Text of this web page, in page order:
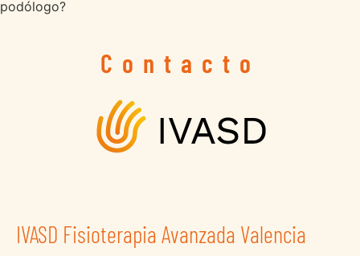
podólogo?
Contacto
IVASD Fisioterapia Avanzada Valencia